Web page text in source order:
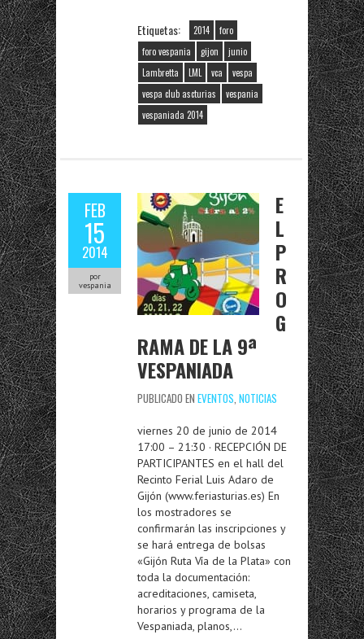
Etiquetas: 2014
foro
foro vespania
gijon
junio
Lambretta
LML vca
vespa
vespa club ascturias
vespania
vespaniada 2014
FEB
15
2014
por
vespania
E
L
P
R
O
G
RAMA DE LA 9ª
VESPANIADA
PUBLICADO EN EVENTOS, NOTICIAS
viernes 20 de junio de 2014
17:00 – 21:30 · RECEPCIÓN DE
PARTICIPANTES en el hall del
Recinto Ferial Luis Adaro de
Gijón (www.feriasturias.es) En
los mostradores se
confirmarán las inscripciones y
se hará entrega de bolsas
«Gijón Ruta Vía de la Plata» con
toda la documentación:
acreditaciones, camiseta,
horarios y programa de la
Vespaniada, planos,…